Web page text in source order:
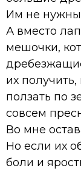
Им не нужны
А вместо
мешочки,
их
ползать по
совсем
Во мне
Но если их
боли и